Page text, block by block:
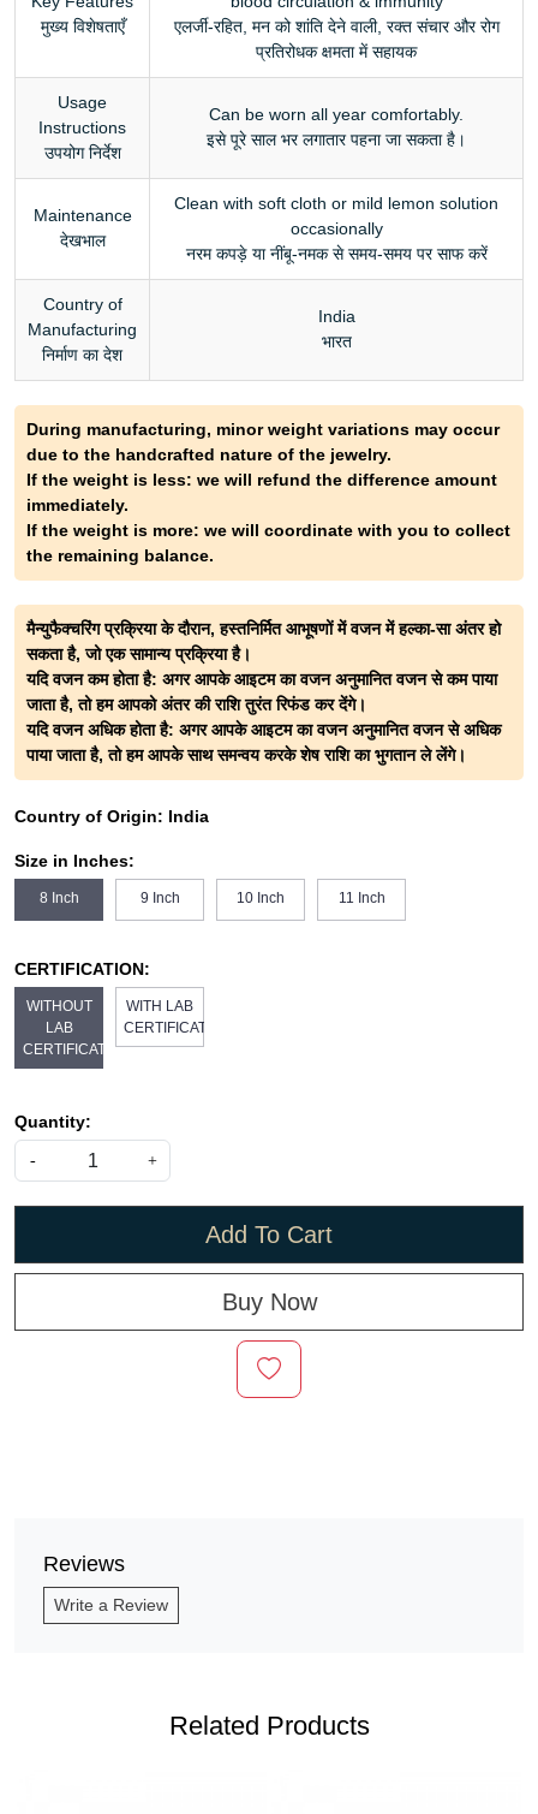
मुख्य विशेषताएँ
एलर्जी-रहित, मन को शांति देने वाली, रक्त संचार और रोग
प्रतिरोधक क्षमता में सहायक
Usage
Instructions
उपयोग निर्देश
Can be worn all year comfortably.
इसे पूरे साल भर लगातार पहना जा सकता है।
Maintenance
देखभाल
Clean with soft cloth or mild lemon solution
occasionally
नरम कपड़े या नींबू-नमक से समय-समय पर साफ करें
Country of
Manufacturing
निर्माण का देश
India
भारत
During manufacturing, minor weight variations may occur
due to the handcrafted nature of the jewelry.
If the weight is less: we will refund the difference amount
immediately.
If the weight is more: we will coordinate with you to collect
the remaining balance.
मैन्युफैक्चरिंग प्रक्रिया के दौरान, हस्तनिर्मित आभूषणों में वजन में हल्का-सा अंतर हो
सकता है, जो एक सामान्य प्रक्रिया है।
यदि वजन कम होता है: अगर आपके आइटम का वजन अनुमानित वजन से कम पाया
जाता है, तो हम आपको अंतर की राशि तुरंत रिफंड कर देंगे।
यदि वजन अधिक होता है: अगर आपके आइटम का वजन अनुमानित वजन से अधिक
पाया जाता है, तो हम आपके साथ समन्वय करके शेष राशि का भुगतान ले लेंगे।
Country of Origin: India
Size in Inches:
8 Inch 9 Inch 10 Inch 11 Inch
CERTIFICATION:
WITHOUT
LAB
CERTIFICATE
WITH LAB
CERTIFICATE
Quantity:
- +
Add To Cart
Buy Now
Reviews
Write a Review
Related Products